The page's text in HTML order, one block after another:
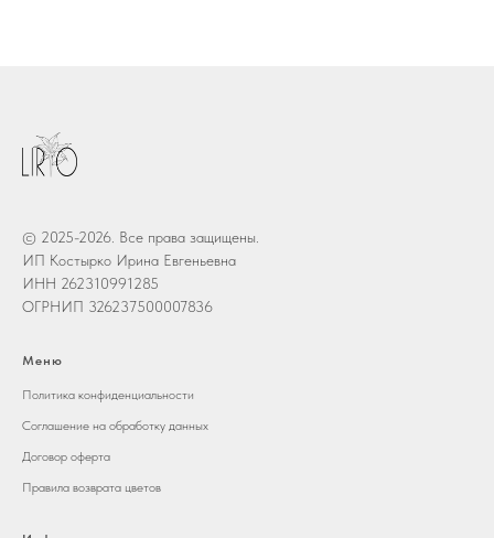
© 2025-2026. Все права защищены.
ИП Костырко Ирина Евгеньевна
ИНН 262310991285
ОГРНИП 326237500007836
Меню
Политика конфиденциальности
Соглашение на обработку данных
Договор оферта
Правила возврата цветов